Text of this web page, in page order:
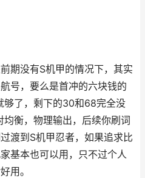
没有S机甲的情况下，其实
号，要么是首冲的六块钱的
够了，剩下的30和68完全没
衡，物理输出，后续你刷词
渡到S机甲忍者，如果追求比
基本也可以用，只不过个人
用。